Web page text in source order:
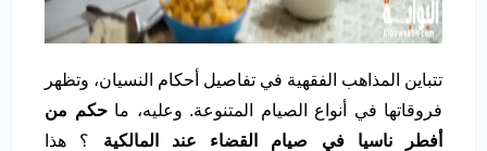
تتباين المذاهب الفقهية في تفاصيل أحكام النسيان، وتظهر
فروقاتها في أنواع الصيام المتنوعة. وعليه، ماحكم من
أفطر ناسيا في صيام القضاء عند المالكية ؟ هذا